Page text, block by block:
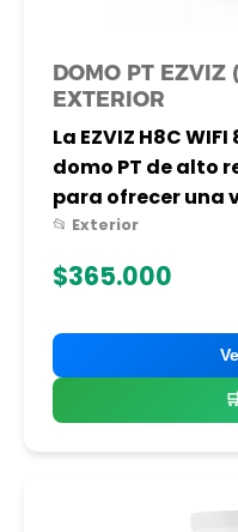
DOMO PT EZVIZ
EXTERIOR
La EZVIZ H8C
domo PT de alto
para ofrecer una
📂 Exterior
$365.000